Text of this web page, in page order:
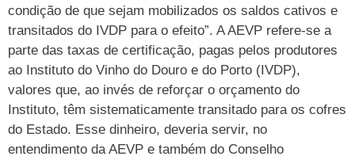
condição de que sejam mobilizados os saldos cativos e
transitados do IVDP para o efeito”. A AEVP refere-se a
parte das taxas de certificação, pagas pelos produtores
ao Instituto do Vinho do Douro e do Porto (IVDP),
valores que, ao invés de reforçar o orçamento do
Instituto, têm sistematicamente transitado para os cofres
do Estado. Esse dinheiro, deveria servir, no
entendimento da AEVP e também do Conselho